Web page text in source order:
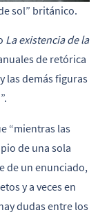
sol” británico.
La existencia de la
de retórica
las demás figuras
“mientras las
de una sola
de un enunciado,
y a veces en
dudas entre los